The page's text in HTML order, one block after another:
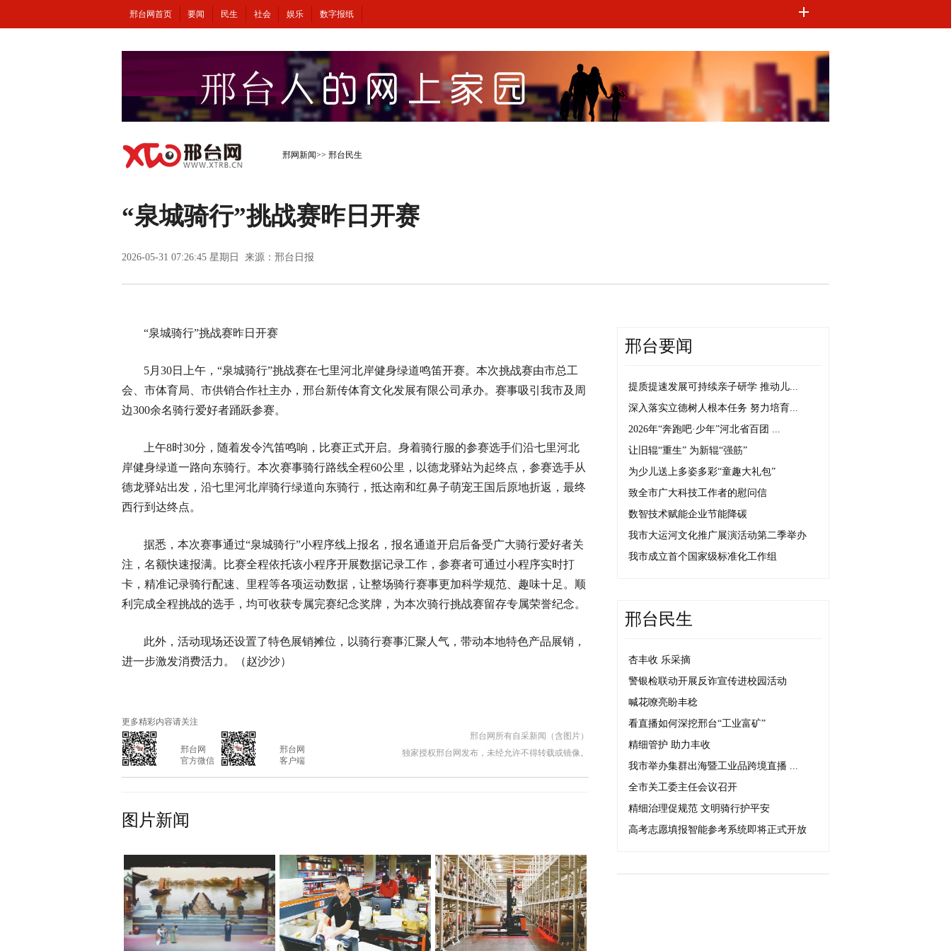
邢台网首页 要闻 民生 社会 娱乐 数字报纸
邢网新闻>> 邢台民生
“泉城骑行”挑战赛昨日开赛
2026-05-31 07:26:45 星期日 来源：邢台日报
“泉城骑行”挑战赛昨日开赛
5月30日上午，“泉城骑行”挑战赛在七里河北岸健身绿道鸣笛开赛。本次挑战赛由市总工
会、市体育局、市供销合作社主办，邢台新传体育文化发展有限公司承办。赛事吸引我市及周
边300余名骑行爱好者踊跃参赛。
上午8时30分，随着发令汽笛鸣响，比赛正式开启。身着骑行服的参赛选手们沿七里河北
岸健身绿道一路向东骑行。本次赛事骑行路线全程60公里，以德龙驿站为起终点，参赛选手从
德龙驿站出发，沿七里河北岸骑行绿道向东骑行，抵达南和红鼻子萌宠王国后原地折返，最终
西行到达终点。
据悉，本次赛事通过“泉城骑行”小程序线上报名，报名通道开启后备受广大骑行爱好者关
注，名额快速报满。比赛全程依托该小程序开展数据记录工作，参赛者可通过小程序实时打
卡，精准记录骑行配速、里程等各项运动数据，让整场骑行赛事更加科学规范、趣味十足。顺
利完成全程挑战的选手，均可收获专属完赛纪念奖牌，为本次骑行挑战赛留存专属荣誉纪念。
此外，活动现场还设置了特色展销摊位，以骑行赛事汇聚人气，带动本地特色产品展销，
进一步激发消费活力。（赵沙沙）
更多精彩内容请关注
			邢台网
			官方微信
			邢台网
			客户端
邢台网所有自采新闻（含图片）
独家授权邢台网发布，未经允许不得转载或镜像。
图片新闻
邢台要闻
提质提速发展可持续亲子研学 推动儿...
深入落实立德树人根本任务 努力培育...
2026年“奔跑吧·少年”河北省百团 ...
让旧辊“重生” 为新辊“强筋”
为少儿送上多姿多彩“童趣大礼包”
致全市广大科技工作者的慰问信
数智技术赋能企业节能降碳
我市大运河文化推广展演活动第二季举办
我市成立首个国家级标准化工作组
邢台民生
杏丰收 乐采摘
警银检联动开展反诈宣传进校园活动
喊花嘹亮盼丰稔
看直播如何深挖邢台“工业富矿”
精细管护 助力丰收
我市举办集群出海暨工业品跨境直播 ...
全市关工委主任会议召开
精细治理促规范 文明骑行护平安
高考志愿填报智能参考系统即将正式开放